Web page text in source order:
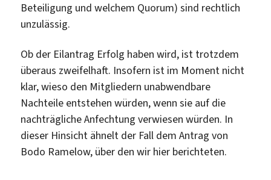
Beteiligung und welchem Quorum) sind rechtlich
unzulässig.
Ob der Eilantrag Erfolg haben wird, ist trotzdem
überaus zweifelhaft. Insofern ist im Moment nicht
klar, wieso den Mitgliedern unabwendbare
Nachteile entstehen würden, wenn sie auf die
nachträgliche Anfechtung verwiesen würden. In
dieser Hinsicht ähnelt der Fall dem Antrag von
Bodo Ramelow, über den wir hier berichteten.